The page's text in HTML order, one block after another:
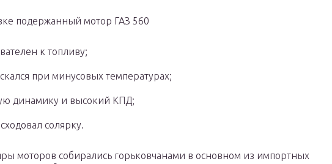
подержанный мотор ГАЗ 560
к топливу;
при минусовых температурах;
динамику и высокий КПД;
солярку.
моторов собирались горьковчанами в основном из импортных